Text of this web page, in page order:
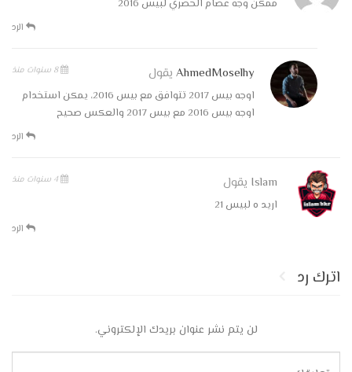
ممكن وجه عصام الحضري لبيس 2016
الرد
AhmedMoselhy يقول 8 سنوات منذ
اوجه بيس 2017 تتوافق مع بيس 2016، يمكن استخدام
اوجه بيس 2016 مع بيس 2017 والعكس صحيح
الرد
Islam يقول
اريد ه لبيس 21
الرد
اترك رد
لن يتم نشر عنوان بريدك الإلكتروني.